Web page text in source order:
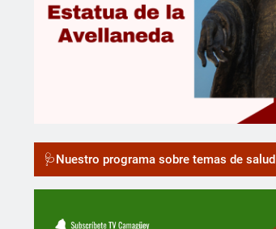
🩺Nuestro programa sobre temas de salud